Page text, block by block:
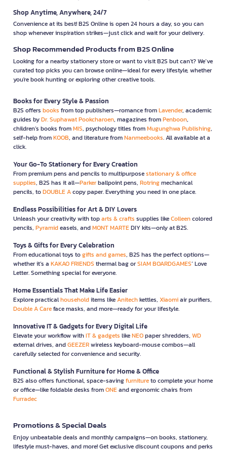
Shop Anytime, Anywhere, 24/7
Convenience at its best! B2S Online is open 24 hours a day, so you can
shop whenever inspiration strikes—just click and wait for your delivery.
Shop Recommended Products from B2S Online
Looking for a nearby stationery store or want to visit B2S but can't? We’ve
curated top picks you can browse online—ideal for every lifestyle, whether
you're book hunting or exploring other creative tools.
Books for Every Style & Passion
B2S offers books from top publishers—romance fromLavender, academic
guides byDr. Suphawat Pookcharoen, magazines fromPenboon,
children’s books fromMIS, psychology titles fromMugunghwa Publishing,
self-help fromKOOB, and literature fromNanmeebooks. All available at a
click.
Your Go-To Stationery for Every Creation
From premium pens and pencils to multipurposestationary & office
supplies, B2S has it all—Parkerballpoint pens, Rotringmechanical
pencils, toDOUBLE Acopy paper. Everything you need in one place.
Endless Possibilities for Art & DIY Lovers
Unleash your creativity with toparts & crafts supplies likeColleencolored
pencils, Pyramideasels, andMONT MARTEDIY kits—only at B2S.
Toys & Gifts for Every Celebration
From educational toys togifts and games, B2S has the perfect options—
whether it’s a KAKAO FRIENDS thermal bag orSIAM BOARDGAMES’ Love
Letter. Something special for everyone.
Home Essentials That Make Life Easier
Explore practicalhouseholditems likeAnitechkettles, Xiaomiair purifiers,
Double A Careface masks, and more—ready for your lifestyle.
Innovative IT & Gadgets for Every Digital Life
Elevate your workflow withIT & gadgets likeNEOpaper shredders, WD
external drives, andGEEZERwireless keyboard-mouse combos—all
carefully selected for convenience and security.
Functional & Stylish Furniture for Home & Office
B2S also offers functional, space-savingfurnitureto complete your home
or office—like foldable desks fromONEand ergonomic chairs from
Furradec
Promotions & Special Deals
Enjoy unbeatable deals and monthly campaigns—on books, stationery,
lifestyle must-haves, and more! Get exclusive discount coupons and perks